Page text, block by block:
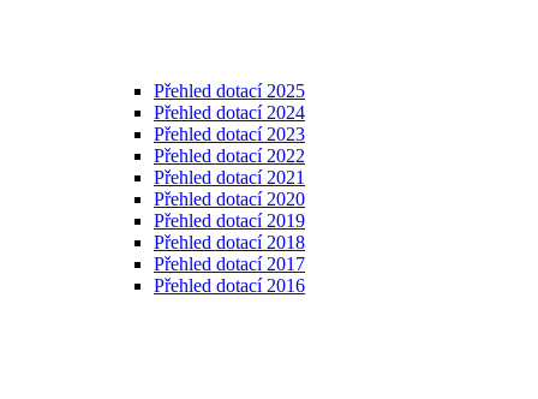
Přehled dotací 2025
Přehled dotací 2024
Přehled dotací 2023
Přehled dotací 2022
Přehled dotací 2021
Přehled dotací 2020
Přehled dotací 2019
Přehled dotací 2018
Přehled dotací 2017
Přehled dotací 2016